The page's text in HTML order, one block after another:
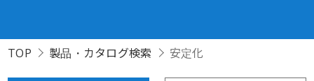
TOP 製品・カタログ検索 安定化